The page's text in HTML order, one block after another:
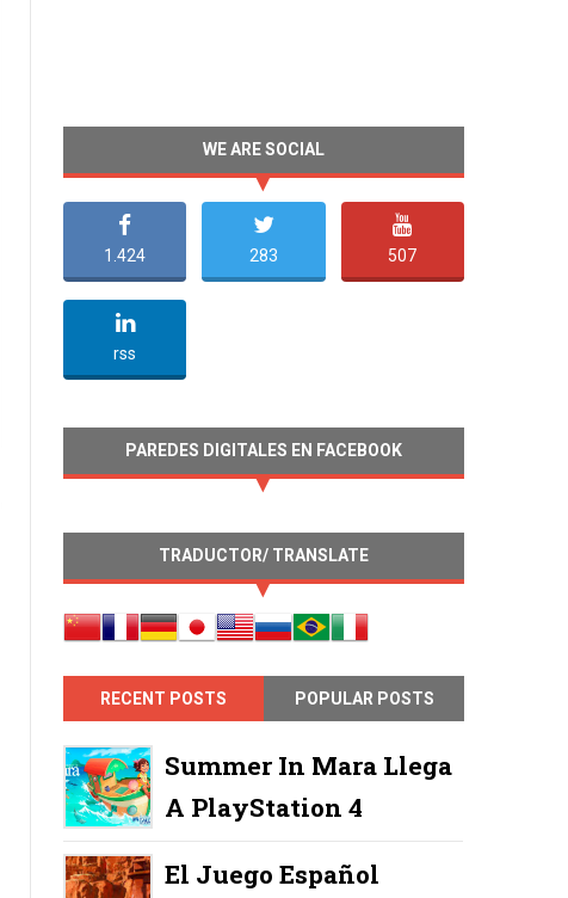
WE ARE SOCIAL
1.424 283 507
rss
PAREDES DIGITALES EN FACEBOOK
TRADUCTOR/ TRANSLATE
RECENT POSTS POPULAR POSTS
Summer In Mara Llega
A PlayStation 4
El Juego Español